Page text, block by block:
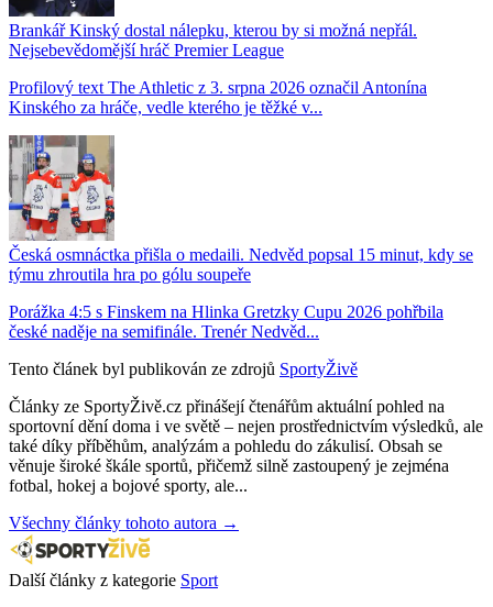
Brankář Kinský dostal nálepku, kterou by si možná nepřál.
Nejsebevědomější hráč Premier League
Profilový text The Athletic z 3. srpna 2026 označil Antonína
Kinského za hráče, vedle kterého je těžké v...
Česká osmnáctka přišla o medaili. Nedvěd popsal 15 minut, kdy se
týmu zhroutila hra po gólu soupeře
Porážka 4:5 s Finskem na Hlinka Gretzky Cupu 2026 pohřbila
české naděje na semifinále. Trenér Nedvěd...
Tento článek byl publikován ze zdrojů SportyŽivě
Články ze SportyŽivě.cz přinášejí čtenářům aktuální pohled na
sportovní dění doma i ve světě – nejen prostřednictvím výsledků, ale
také díky příběhům, analýzám a pohledu do zákulisí. Obsah se
věnuje široké škále sportů, přičemž silně zastoupený je zejména
fotbal, hokej a bojové sporty, ale...
Všechny články tohoto autora →
Další články z kategorie Sport